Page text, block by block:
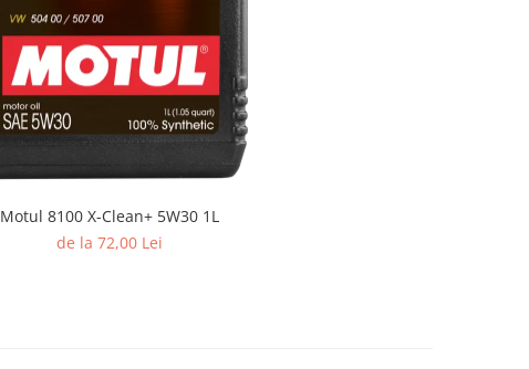
Motul 8100 X-Clean+ 5W30 1L
de la 72,00 Lei